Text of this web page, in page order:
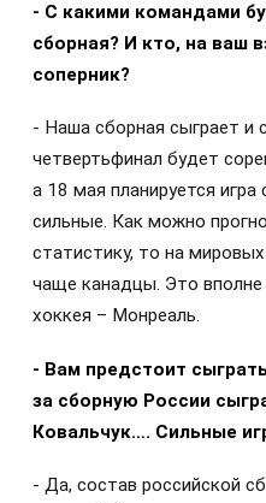
- С какими командами
сборная? И кто, на ваш
соперник?
- Наша сборная сыграет и
четвертьфинал будет
а 18 мая планируется
сильные. Как можно
статистику, то на
чаще канадцы. Это вполне
хоккея – Монреаль.
- Вам предстоит
за сборную России
Ковальчук…. Сильные
- Да, состав российской